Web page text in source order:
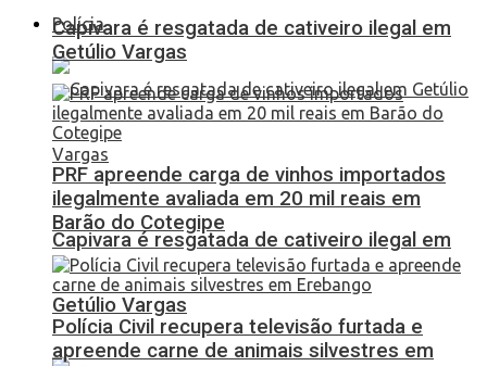
Polícia
Capivara é resgatada de cativeiro ilegal em
Getúlio Vargas
Capivara é resgatada de cativeiro ilegal em
Getúlio Vargas
PRF apreende carga de vinhos importados
ilegalmente avaliada em 20 mil reais em
Barão do Cotegipe
Polícia Civil recupera televisão furtada e
apreende carne de animais silvestres em